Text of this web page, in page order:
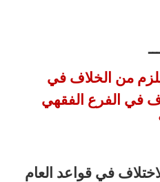
هل يلزم من الخلاف في
في الفرع الفقهي
في قواعد العام